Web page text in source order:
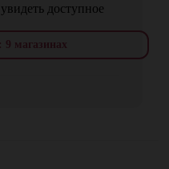
доступное
9 магазинах